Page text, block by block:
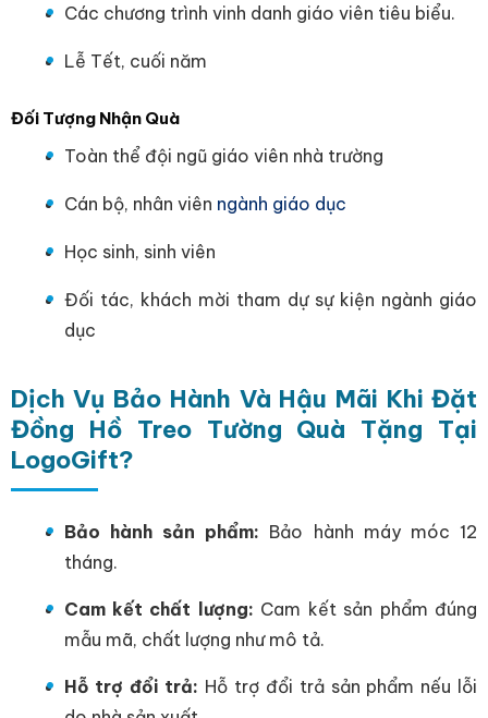
Các chương trình vinh danh giáo viên tiêu biểu.
Lễ Tết, cuối năm
Đối Tượng Nhận Quà
Toàn thể đội ngũ giáo viên nhà trường
Cán bộ, nhân viên ngành giáo dục
Học sinh, sinh viên
Đối tác, khách mời tham dự sự kiện ngành giáo
dục
Dịch Vụ Bảo Hành Và Hậu Mãi Khi Đặt
Đồng Hồ Treo Tường Quà Tặng Tại
LogoGift?
Bảo hành sản phẩm: Bảo hành máy móc 12
tháng.
Cam kết chất lượng: Cam kết sản phẩm đúng
mẫu mã, chất lượng như mô tả.
Hỗ trợ đổi trả: Hỗ trợ đổi trả sản phẩm nếu lỗi